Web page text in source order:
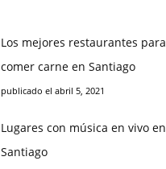
Los mejores restaurantes para
comer carne en Santiago
publicado el abril 5, 2021
Lugares con música en vivo en
Santiago